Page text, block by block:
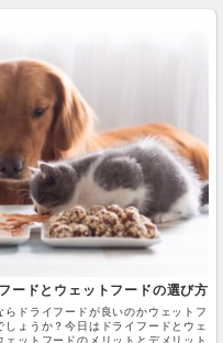
ードとウェットフードの選び方
ドライフードが良いのかウェットフ
ょうか？今日はドライフードとウェ